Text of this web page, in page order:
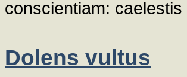
conscientiam:
Dolens vultus